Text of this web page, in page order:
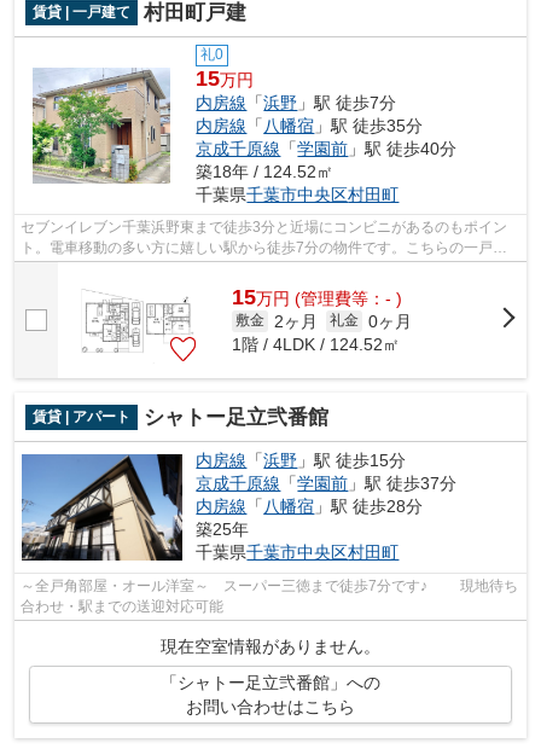
賃貸 | 一戸建て 村田町戸建
礼0
15万円
内房線 「浜野 」駅 徒歩7分
内房線 「 八幡宿 」駅 徒歩35分
京成千原線 「学園前 」駅 徒歩40分
築18年 / 124.52㎡
千葉県千葉市中央区村田町
セブンイレブン千葉浜野東まで徒歩3分と近場にコンビニがあるのもポイン
ト。電車移動の多い方に嬉しい駅から徒歩7分の物件です。こちらの一戸建
15万円 (管理費等：- )
敷金 2ヶ月 礼金 0ヶ月
1階 / 4LDK / 124.52㎡
賃貸 | アパート シャトー足立弐番館
内房線 「浜野 」駅 徒歩15分
京成千原線 「学園前 」駅 徒歩37分
内房線 「八幡宿 」駅 徒歩28分
築25年
千葉県千葉市中央区村田町
～全戸角部屋・オール洋室～ スーパー三徳まで徒歩7分です♪ 現地待ち
合わせ・駅までの送迎対応可能
現在空室情報がありません。
「シャトー足立弐番館」への
お問い合わせはこちら